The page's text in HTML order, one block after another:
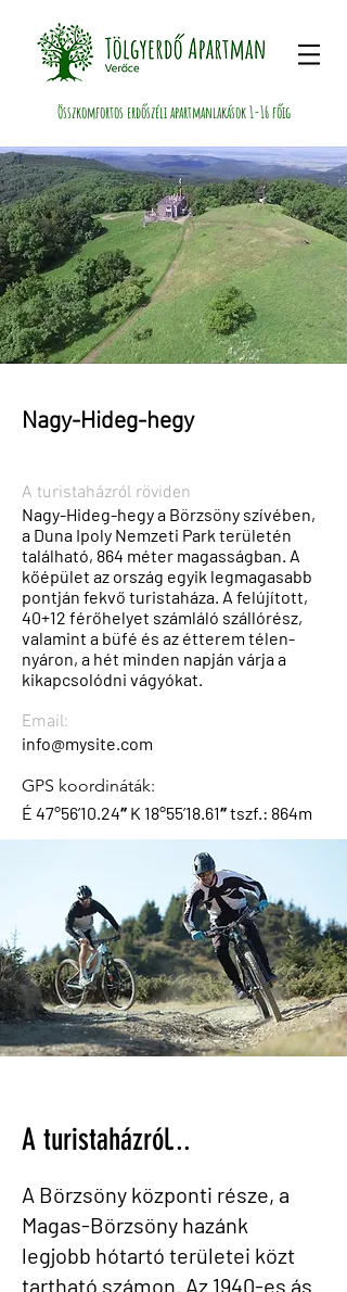
Összkomfortos erdőszéli apartmanlakások 1-16 főig
Nagy-Hideg-hegy
A turistaházról röviden
Nagy-Hideg-hegy a Börzsöny szívében,
a Duna Ipoly Nemzeti Park területén
található, 864 méter magasságban. A
kőépület az ország egyik legmagasabb
pontján fekvő turistaháza. A felújított,
40+12 férőhelyet számláló szállórész,
valamint a büfé és az étterem télen-
nyáron, a hét minden napján várja a
kikapcsolódni vágyókat.
Email:
info@mysite.com
GPS koordináták:
É 47°56’10.24″ K 18°55’18.61″ tszf.: 864m
A turistaházról...
A Börzsöny központi része, a
Magas-Börzsöny hazánk
legjobb hótartó területei közt
tartható számon. Az 1940-es ás